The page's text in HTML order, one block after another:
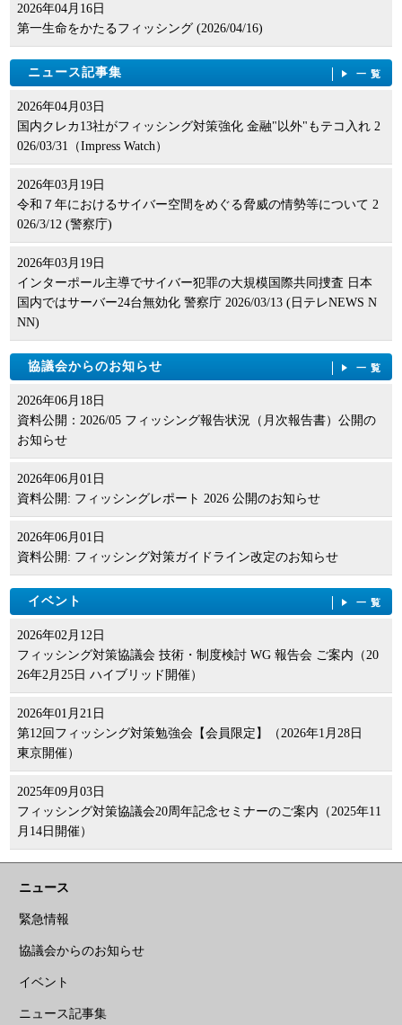
2026年04月16日
第一生命をかたるフィッシング (2026/04/16)
ニュース記事集 一覧
2026年04月03日
国内クレカ13社がフィッシング対策強化 金融"以外"もテコ入れ 2
026/03/31（Impress Watch）
2026年03月19日
令和７年におけるサイバー空間をめぐる脅威の情勢等について 2
026/3/12 (警察庁)
2026年03月19日
インターポール主導でサイバー犯罪の大規模国際共同捜査 日本
国内ではサーバー24台無効化 警察庁 2026/03/13 (日テレNEWS N
NN)
協議会からのお知らせ 一覧
2026年06月18日
資料公開：2026/05 フィッシング報告状況（月次報告書）公開の
お知らせ
2026年06月01日
資料公開: フィッシングレポート 2026 公開のお知らせ
2026年06月01日
資料公開: フィッシング対策ガイドライン改定のお知らせ
イベント 一覧
2026年02月12日
フィッシング対策協議会 技術・制度検討 WG 報告会 ご案内（20
26年2月25日 ハイブリッド開催）
2026年01月21日
第12回フィッシング対策勉強会【会員限定】（2026年1月28日
東京開催）
2025年09月03日
フィッシング対策協議会20周年記念セミナーのご案内（2025年11
月14日開催）
ニュース
緊急情報
協議会からのお知らせ
イベント
ニュース記事集